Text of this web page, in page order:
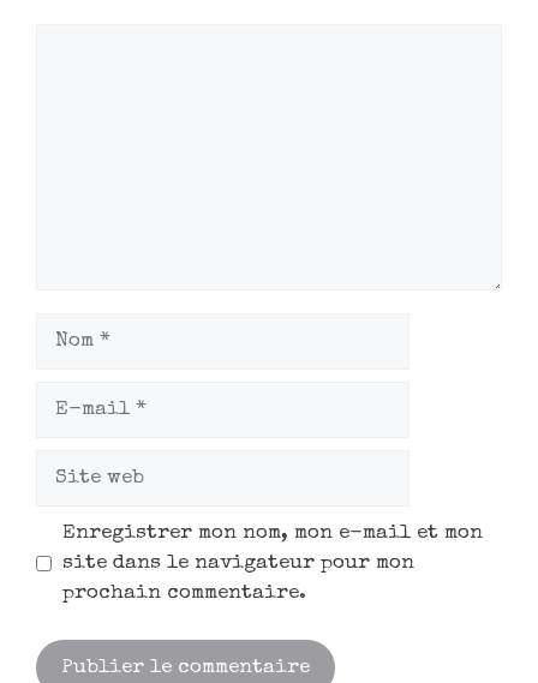
Enregistrer mon nom, mon e-mail et mon
site dans le navigateur pour mon
prochain commentaire.